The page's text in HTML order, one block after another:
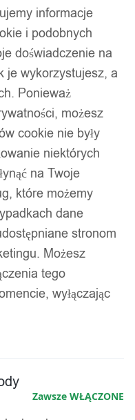
informacje
i podobnych
doświadczenie na
je wykorzystujesz, a
Ponieważ
możesz
cookie nie były
niektórych
na Twoje
które możemy
dane
stronom
Możesz
tego
wyłączając
Zawsze WŁĄCZONE